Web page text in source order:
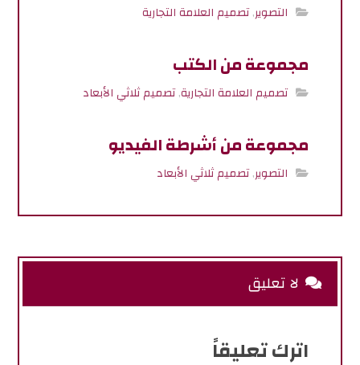
التصوير,تصميم العلامة التجارية
مجموعة من الكتب
تصميم العلامة التجارية,تصميم ثلاثي الأبعاد
مجموعة من أشرطة الفيديو
التصوير,تصميم ثلاثي الأبعاد
لا تعليق
اترك تعليقاً